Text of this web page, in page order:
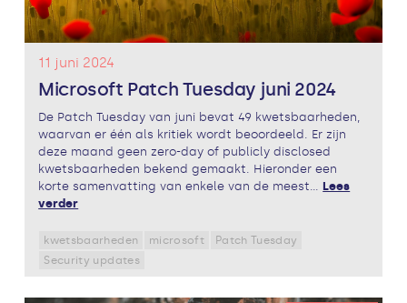
11 juni 2024
Microsoft Patch Tuesday juni 2024
De Patch Tuesday van juni bevat 49 kwetsbaarheden,
waarvan er één als kritiek wordt beoordeeld. Er zijn
deze maand geen zero-day of publicly disclosed
kwetsbaarheden bekend gemaakt. Hieronder een
korte samenvatting van enkele van de meest... Lees
verder
kwetsbaarheden microsoft
Patch Tuesday
Security updates